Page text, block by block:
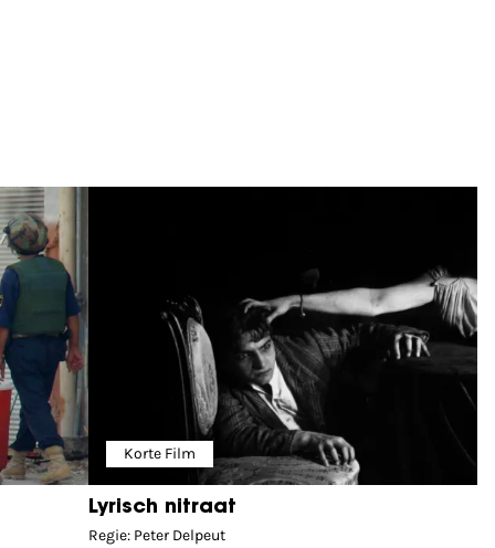
Korte Film
Lyrisch nitraat
Regie: Peter Delpeut